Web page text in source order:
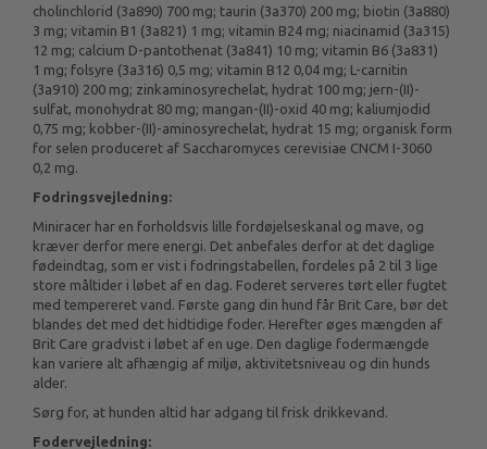
cholinchlorid (3a890) 700 mg; taurin (3a370) 200 mg; biotin (3a880)
3 mg; vitamin B1 (3a821) 1 mg; vitamin B24 mg; niacinamid (3a315)
12 mg; calcium D-pantothenat (3a841) 10 mg; vitamin B6 (3a831)
1 mg; folsyre (3a316) 0,5 mg; vitamin B12 0,04 mg; L-carnitin
(3a910) 200 mg; zinkaminosyrechelat, hydrat 100 mg; jern-(II)-
sulfat, monohydrat 80 mg; mangan-(II)-oxid 40 mg; kaliumjodid
0,75 mg; kobber-(II)-aminosyrechelat, hydrat 15 mg; organisk form
for selen produceret af Saccharomyces cerevisiae CNCM I-3060
0,2 mg.
Fodringsvejledning:
Miniracer har en forholdsvis lille fordøjelseskanal og mave, og
kræver derfor mere energi. Det anbefales derfor at det daglige
fødeindtag, som er vist i fodringstabellen, fordeles på 2 til 3 lige
store måltider i løbet af en dag. Foderet serveres tørt eller fugtet
med tempereret vand. Første gang din hund får Brit Care, bør det
blandes det med det hidtidige foder. Herefter øges mængden af
Brit Care gradvist i løbet af en uge. Den daglige fodermængde
kan variere alt afhængig af miljø, aktivitetsniveau og din hunds
alder.
Sørg for, at hunden altid har adgang til frisk drikkevand.
Fodervejledning: